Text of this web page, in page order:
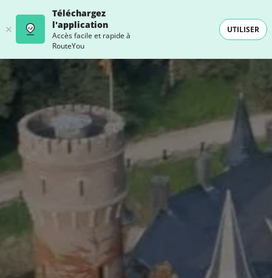
Téléchargez
l'application
Accès facile et rapide à
RouteYou
UTILISER